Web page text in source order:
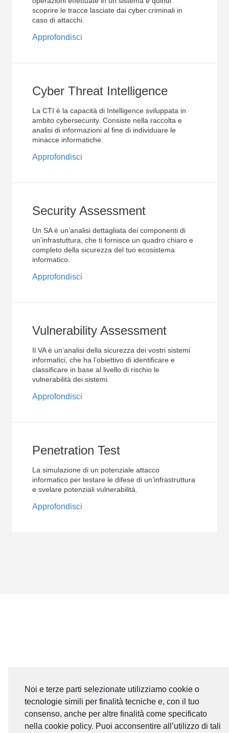
Noi e terze parti selezionate utilizziamo cookie o
tecnologie simili per finalità tecniche e, con il tuo
consenso, anche per altre finalità come specificato
nella cookie policy. Puoi acconsentire all’utilizzo di tali
scoprire le tracce lasciate dai cyber criminali in
caso di attacchi.
Approfondisci
Cyber Threat Intelligence
La CTI è la capacità di Intelligence sviluppata in
ambito cybersecurity. Consiste nella raccolta e
analisi di informazioni al fine di individuare le
minacce informatiche.
Approfondisci
Security Assessment
Un SA è un’analisi dettagliata dei componenti di
un’infrastuttura, che ti fornisce un quadro chiaro e
completo della sicurezza del tuo ecosistema
informatico.
Approfondisci
Vulnerability Assessment
Il VA è un’analisi della sicurezza dei vostri sistemi
informatici, che ha l’obiettivo di identificare e
classificare in base al livello di rischio le
vulnerabilità dei sistemi.
Approfondisci
Penetration Test
La simulazione di un potenziale attacco
informatico per testare le difese di un’infrastruttura
e svelare potenziali vulnerabilità.
Approfondisci